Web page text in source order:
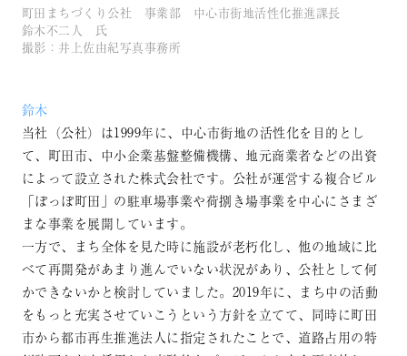
町田まちづくり公社 事業部 中心市街地活性化推進課長
鈴木不二人 氏
撮影：井上佐由紀写真事務所
鈴木
当社（公社）は1999年に、中心市街地の活性化を目的とし
て、町田市、中小企業基盤整備機構、地元商業者などの出資
によって設立された株式会社です。公社が運営する複合ビル
「ぽっぽ町田」の駐車場事業や荷捌き場事業を中心にさまざ
まな事業を展開しています。
一方で、まち全体を見た時に施設が老朽化し、他の地域に比
べて再開発があまり進んでいない状況があり、公社として何
かできないかと検討していました。2019年に、まち中の活動
をもっと充実させていこうという方針を立てて、同時に町田
市から都市再生推進法人に指定されたことで、道路占用の特